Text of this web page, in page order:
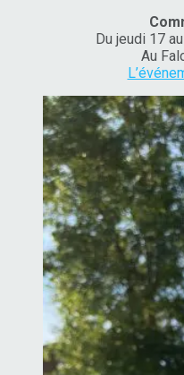
Du jeudi 17
Au